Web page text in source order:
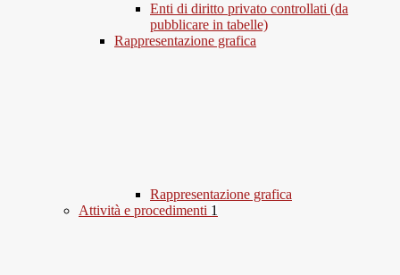
Enti di diritto privato controllati (da
pubblicare in tabelle)
Rappresentazione grafica
Rappresentazione grafica
Attività e procedimenti 1